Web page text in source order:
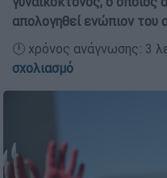
απολογηθεί ενώπιον του
🕛 χρόνος ανάγνωσης:
σχολιασμό